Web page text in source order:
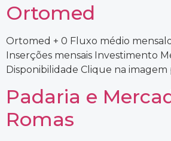
Ortomed
Ortomed + 0 Fluxo médio
Inserções mensais Investimento
Disponibilidade Clique na imagem
Padaria e
Romas